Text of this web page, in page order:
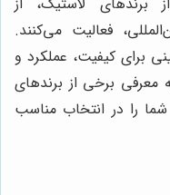
فعالیت می‌کنند.
برای کیفیت، عملکرد و
برخی از برندهای
را در انتخاب مناسب